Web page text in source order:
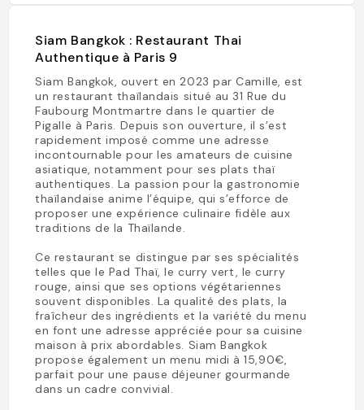
Siam Bangkok : Restaurant Thai
Authentique à Paris 9
Siam Bangkok, ouvert en 2023 par Camille, est
un restaurant thaïlandais situé au 31 Rue du
Faubourg Montmartre dans le quartier de
Pigalle à Paris. Depuis son ouverture, il s’est
rapidement imposé comme une adresse
incontournable pour les amateurs de cuisine
asiatique, notamment pour ses plats thaï
authentiques. La passion pour la gastronomie
thaïlandaise anime l’équipe, qui s’efforce de
proposer une expérience culinaire fidèle aux
traditions de la Thaïlande.
Ce restaurant se distingue par ses spécialités
telles que le Pad Thaï, le curry vert, le curry
rouge, ainsi que ses options végétariennes
souvent disponibles. La qualité des plats, la
fraîcheur des ingrédients et la variété du menu
en font une adresse appréciée pour sa cuisine
maison à prix abordables. Siam Bangkok
propose également un menu midi à 15,90€,
parfait pour une pause déjeuner gourmande
dans un cadre convivial.